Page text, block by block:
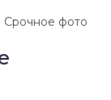
Срочное фото